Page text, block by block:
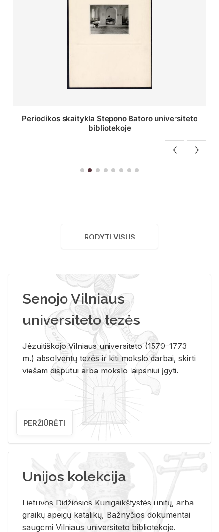
Stepono Batoro universiteto bibliotekos antrojo
aukšto fojė
RODYTI VISUS
Senojo Vilniaus
universiteto tezės
Jėzuitiškojo Vilniaus universiteto (1579–1773
m.) absolventų tezės ir kiti mokslo darbai, skirti
viešam disputui arba mokslo laipsniui įgyti.
PERŽIŪRĖTI
Unijos kolekcija
Lietuvos Didžiosios Kunigaikštystės unitų, arba
graikų apeigų katalikų, Bažnyčios dokumentai
saugomi Vilniaus universiteto bibliotekoje.